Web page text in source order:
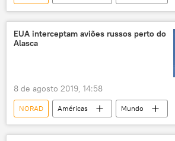
Notícias
F-16
Donald Trump
Arizona
EUA interceptam aviões russos perto do
Alasca
8 de agosto 2019, 14:58
NORAD Américas
Mundo
Notícias
Canadá
Alasca